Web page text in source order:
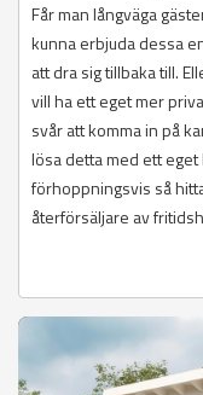
Får man långväga
kunna erbjuda dessa
att dra sig tillbaka till.
vill ha ett eget mer
svår att komma in på
lösa detta med ett
förhoppningsvis så
återförsäljare av